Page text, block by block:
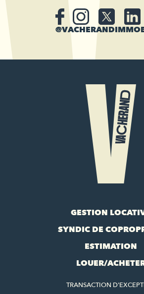
GESTION
SYNDIC DE
ESTIMATION
LOUER/
TRANSACTION